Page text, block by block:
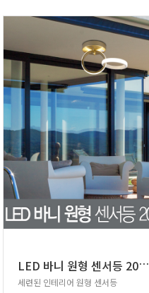
L
ED 바니 원형 센서등 20W (골드)
세련된 인테리어 원형 센서등